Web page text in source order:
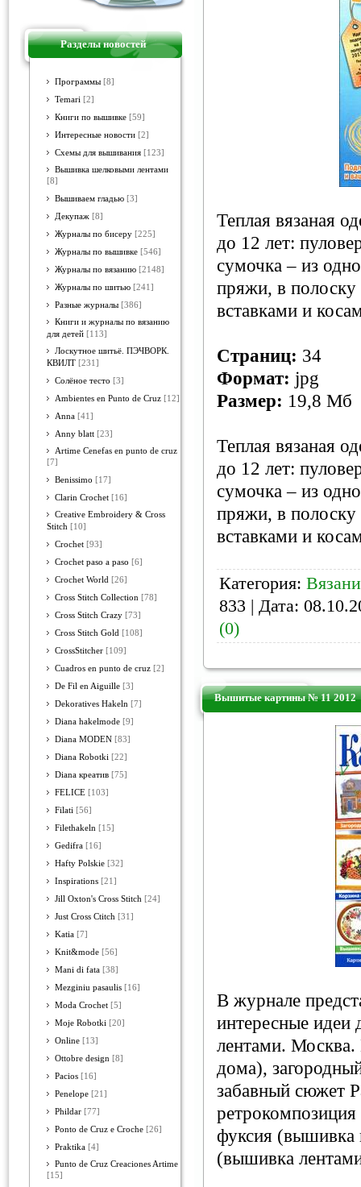
Разделы новостей
Программы [8]
Temari [2]
Книги по вышивке [59]
Интересные новости [2]
Схемы для вышивания [123]
Вышивка шелковыми лентами
[8]
Вышиваем гладью [3]
Декупаж [8]
Журналы по бисеру [225]
Журналы по вышивке [546]
Журналы по вязанию [2148]
Журналы по шитью [241]
Разные журналы [386]
Книги и журналы по вязанию
для детей [113]
Лоскутное шитьё. ПЭЧВОРК.
КВИЛТ [231]
Солёное тесто [3]
Ambientes en Punto de Cruz [12]
Anna [41]
Anny blatt [23]
Artime Cenefas en punto de cruz
[7]
Benissimo [17]
Clarin Crochet [16]
Creative Embroidery & Cross
Stitch [10]
Crochet [93]
Crochet paso a paso [6]
Crochet World [26]
Cross Stitch Collection [78]
Cross Stitch Crazy [73]
Cross Stitch Gold [108]
CrossStitcher [109]
Cuadros en punto de cruz [2]
De Fil en Aiguille [3]
Dekoratives Hakeln [7]
Diana hakelmode [9]
Diana MODEN [83]
Diana Robotki [22]
Diana креатив [75]
FELICE [103]
Filati [56]
Filethakeln [15]
Gedifra [16]
Hafty Polskie [32]
Inspirations [21]
Jill Oxton's Cross Stitch [24]
Just Cross Ctitch [31]
Katia [7]
Knit&mode [56]
Mani di fata [38]
Mezginiu pasaulis [16]
Moda Crochet [5]
Moje Robotki [20]
Online [13]
Ottobre design [8]
Pacios [16]
Penelope [21]
Phildar [77]
Ponto de Cruz e Croche [26]
Praktika [4]
Punto de Cruz Creaciones Artime
[15]
Теплая вязаная
до 12 лет:
сумочка – из
пряжи, в
вставками и
Страниц: 34
Формат: jpg
Размер: 19,8 Мб
Теплая вязаная
до 12 лет:
сумочка – из
пряжи, в
вставками и
Категория:
833 | Дата:
(0)
Вышитые картины № 11 2012
В журнале
интересные идеи
лентами. Москва.
дома),
забавный сюжет
фуксия (вышивка
(вышивка